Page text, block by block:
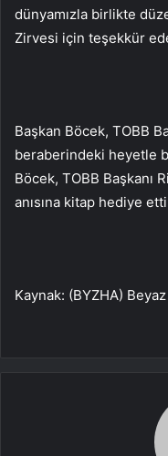
dünyamızla birlikte
Zirvesi için teşekkür
Başkan Böcek, TOBB
beraberindeki heyetle
Böcek, TOBB Başkanı
anısına kitap hediye
Kaynak: (BYZHA)